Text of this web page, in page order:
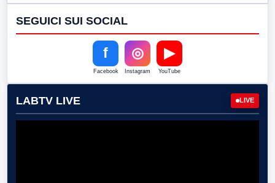
SEGUICI SUI SOCIAL
f
Facebook
◎
Instagram
▶
YouTube
LABTV LIVE LIVE